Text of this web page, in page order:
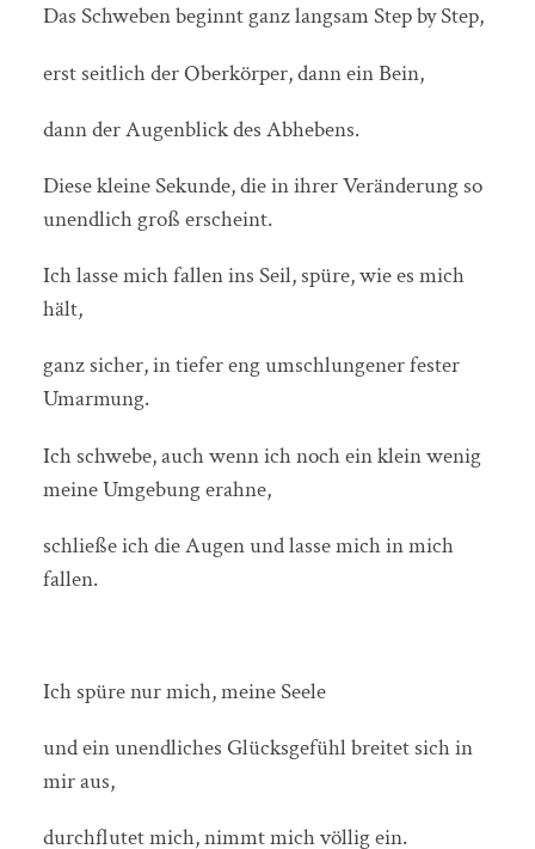
Das Schweben beginnt ganz langsam Step by Step,
erst seitlich der Oberkörper, dann ein Bein,
dann der Augenblick des Abhebens.
Diese kleine Sekunde, die in ihrer Veränderung so
unendlich groß erscheint.
Ich lasse mich fallen ins Seil, spüre, wie es mich
hält,
ganz sicher, in tiefer eng umschlungener fester
Umarmung.
Ich schwebe, auch wenn ich noch ein klein wenig
meine Umgebung erahne,
schließe ich die Augen und lasse mich in mich
fallen.
Ich spüre nur mich, meine Seele
und ein unendliches Glücksgefühl breitet sich in
mir aus,
durchflutet mich, nimmt mich völlig ein.